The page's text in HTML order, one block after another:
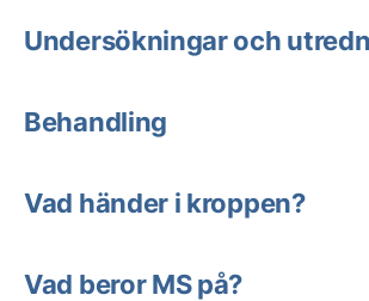
Undersökningar och
Behandling
Vad händer i kroppen?
Vad beror MS på?